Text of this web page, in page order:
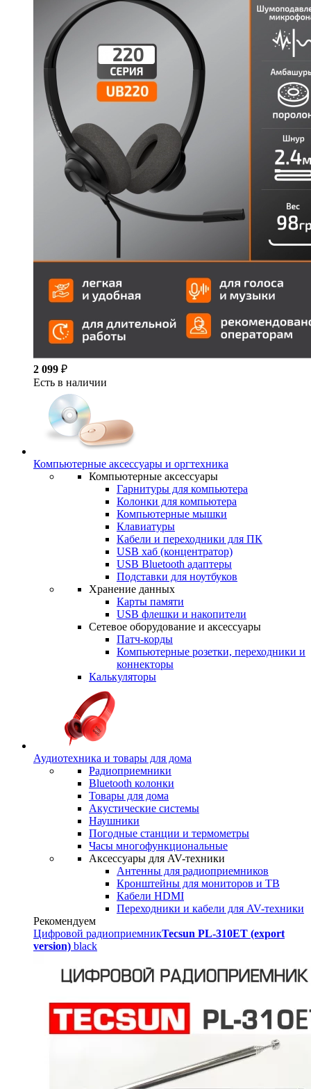
2 099 ₽
Есть в наличии
Компьютерные аксессуары и оргтехника
Компьютерные аксессуары
Гарнитуры для компьютера
Колонки для компьютера
Компьютерные мышки
Клавиатуры
Кабели и переходники для ПК
USB хаб (концентратор)
USB Bluetooth адаптеры
Подставки для ноутбуков
Хранение данных
Карты памяти
USB флешки и накопители
Сетевое оборудование и аксессуары
Патч-корды
Компьютерные розетки, переходники и
коннекторы
Калькуляторы
Аудиотехника и товары для дома
Радиоприемники
Bluetooth колонки
Товары для дома
Акустические системы
Наушники
Погодные станции и термометры
Часы многофункциональные
Аксессуары для AV-техники
Антенны для радиоприемников
Кронштейны для мониторов и ТВ
Кабели HDMI
Переходники и кабели для AV-техники
Рекомендуем
Цифровой радиоприемникTecsun PL-310ET (export
version) black